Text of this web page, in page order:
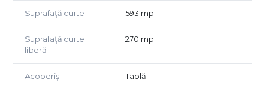
Suprafață curte 593 mp
Suprafață curte
liberă
270 mp
Acoperiș Tablă